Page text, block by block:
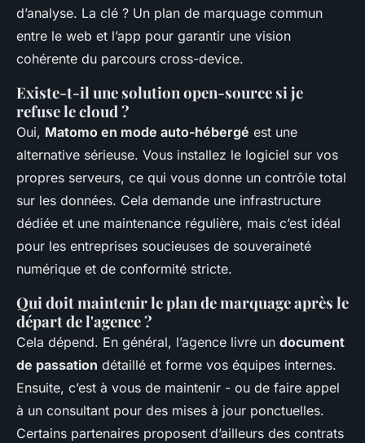
d’analyse. La clé ? Un plan de marquage commun
entre le web et l’app pour garantir une vision
cohérente du parcours cross-device.
Existe-t-il une solution open-source si je
refuse le cloud ?
Oui, Matomo en mode auto-hébergé est une
alternative sérieuse. Vous installez le logiciel sur vos
propres serveurs, ce qui vous donne un contrôle total
sur les données. Cela demande une infrastructure
dédiée et une maintenance régulière, mais c’est idéal
pour les entreprises soucieuses de souveraineté
numérique et de conformité stricte.
Qui doit maintenir le plan de marquage après le
départ de l'agence ?
Cela dépend. En général, l’agence livre un document
de passation détaillé et forme vos équipes internes.
Ensuite, c’est à vous de maintenir - ou de faire appel
à un consultant pour des mises à jour ponctuelles.
Certains partenaires proposent d’ailleurs des contrats